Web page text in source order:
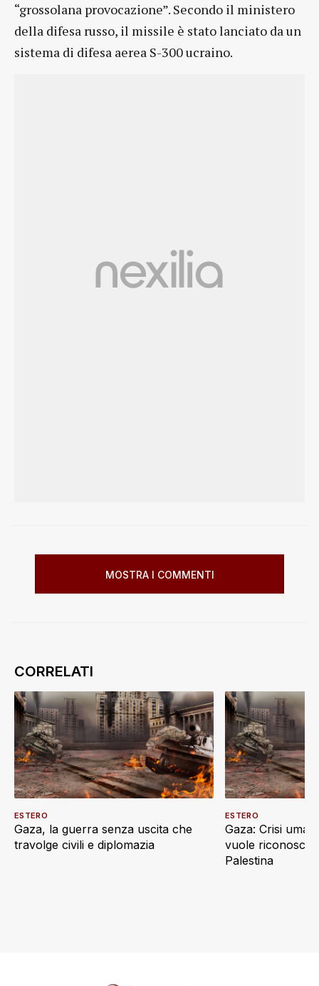
“grossolana provocazione”. Secondo il ministero
della difesa russo, il missile è stato lanciato da un
sistema di difesa aerea S-300 ucraino.
MOSTRA I COMMENTI
Gaza, la guerra senza uscita che
travolge civili e diplomazia
ESTERO
Gaza: Crisi
vuole
Palestina
ESTERO